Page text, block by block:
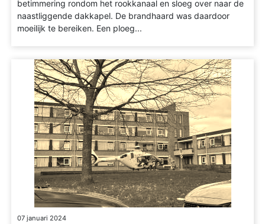
betimmering rondom het rookkanaal en sloeg over naar de
naastliggende dakkapel. De brandhaard was daardoor
moeilijk te bereiken. Een ploeg...
07 januari 2024